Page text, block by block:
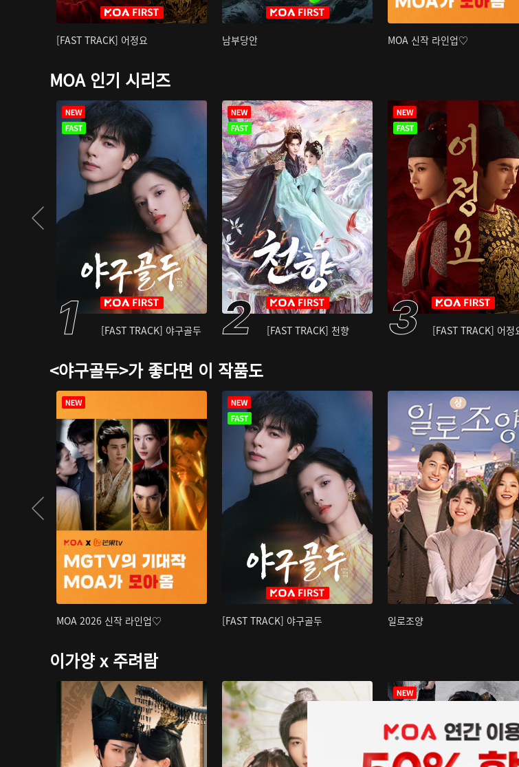
[FAST TRACK] 어정요 남부당안 MOA 신작 라인업♡
MOA 인기 시리즈
[FAST TRACK] 야구골두 [FAST TRACK] 천향 [FAST TRACK] 어정
<야구골두>가 좋다면 이 작품도
MOA 2026 신작 라인업♡ [FAST TRACK] 야구골두 일로조양
이가양 x 주려람